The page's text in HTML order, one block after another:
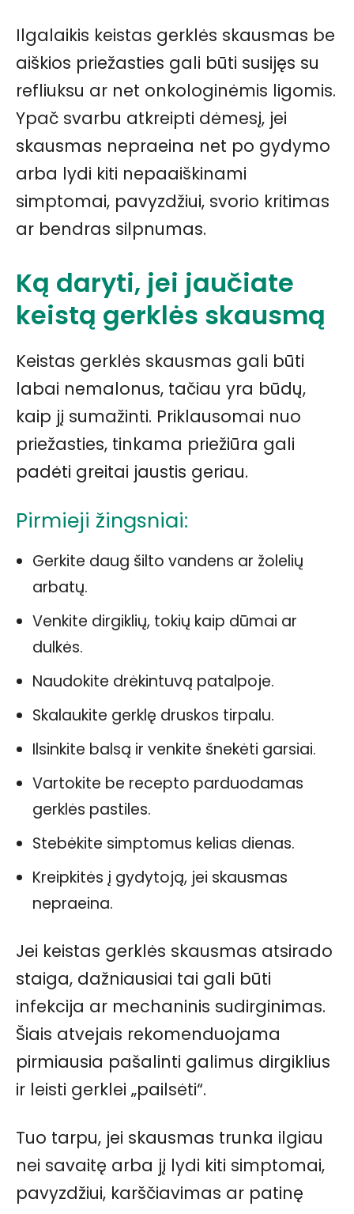
Ilgalaikis keistas gerklės skausmas be
aiškios priežasties gali būti susijęs su
refliuksu ar net onkologinėmis ligomis.
Ypač svarbu atkreipti dėmesį, jei
skausmas nepraeina net po gydymo
arba lydi kiti nepaaiškinami
simptomai, pavyzdžiui, svorio kritimas
ar bendras silpnumas.
Ką daryti, jei jaučiate
keistą gerklės skausmą
Keistas gerklės skausmas gali būti
labai nemalonus, tačiau yra būdų,
kaip jį sumažinti. Priklausomai nuo
priežasties, tinkama priežiūra gali
padėti greitai jaustis geriau.
Pirmieji žingsniai:
Gerkite daug šilto vandens ar žolelių
arbatų.
Venkite dirgiklių, tokių kaip dūmai ar
dulkės.
Naudokite drėkintuvą patalpoje.
Skalaukite gerklę druskos tirpalu.
Ilsinkite balsą ir venkite šnekėti garsiai.
Vartokite be recepto parduodamas
gerklės pastiles.
Stebėkite simptomus kelias dienas.
Kreipkitės į gydytoją, jei skausmas
nepraeina.
Jei keistas gerklės skausmas atsirado
staiga, dažniausiai tai gali būti
infekcija ar mechaninis sudirginimas.
Šiais atvejais rekomenduojama
pirmiausia pašalinti galimus dirgiklius
ir leisti gerklei „pailsėti“.
Tuo tarpu, jei skausmas trunka ilgiau
nei savaitę arba jį lydi kiti simptomai,
pavyzdžiui, karščiavimas ar patinę